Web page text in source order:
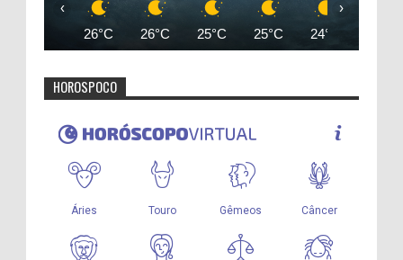
26°C 26°C 25°C 25°C 24°C
‹ ›
HOROSPOCO